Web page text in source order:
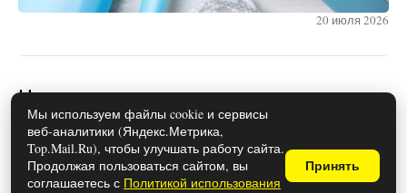
20 июля 2026
Чем полезен можжевельник для
здоровья: свойства и
противопоказания
Мы используем файлы cookie и сервисы
веб-аналитики (Яндекс.Метрика,
Top.Mail.Ru), чтобы улучшать работу сайта.
Продолжая пользоваться сайтом, вы
соглашаетесь с Политикой использования
Принять